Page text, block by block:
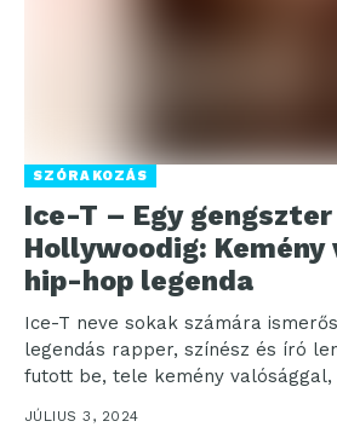
SZÓRAKOZÁS
Ice-T – Egy
Hollywoodig: Kemény
hip-hop legenda
Ice-T neve sokak számára
legendás rapper, színész és író
futott be, tele kemény
és hollywoodi...
JÚLIUS 3, 2024